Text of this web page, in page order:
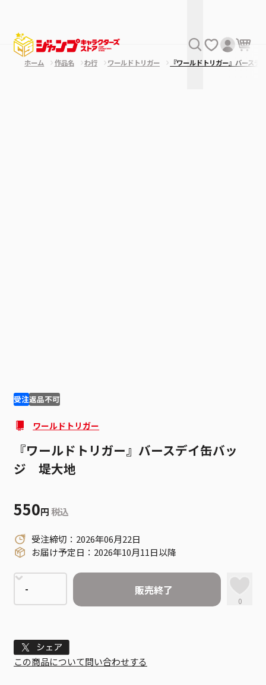
ホーム 作品名 わ行 ワールドトリガー 『ワールドトリガー』バース
受注返品不可
ワールドトリガー
『ワールドトリガー』バースデイ缶バッ
ジ 堤大地
550円 税込
受注締切：2026年06月22日
お届け予定日：2026年10月11日以降
販売終了
0
Tweet
この商品について問い合わせする